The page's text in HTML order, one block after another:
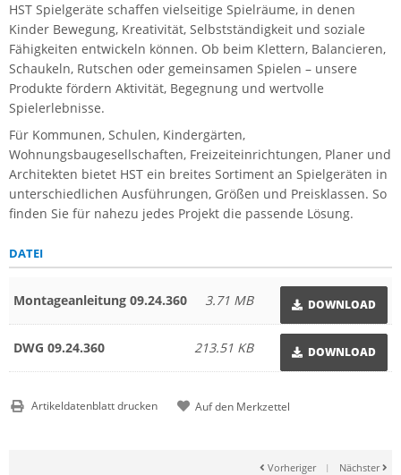
HST Spielgeräte schaffen vielseitige Spielräume, in denen
Kinder Bewegung, Kreativität, Selbstständigkeit und soziale
Fähigkeiten entwickeln können. Ob beim Klettern, Balancieren,
Schaukeln, Rutschen oder gemeinsamen Spielen – unsere
Produkte fördern Aktivität, Begegnung und wertvolle
Spielerlebnisse.
Für Kommunen, Schulen, Kindergärten,
Wohnungsbaugesellschaften, Freizeiteinrichtungen, Planer und
Architekten bietet HST ein breites Sortiment an Spielgeräten in
unterschiedlichen Ausführungen, Größen und Preisklassen. So
finden Sie für nahezu jedes Projekt die passende Lösung.
DATEI
Montageanleitung 09.24.360 DOWNLOAD
3.71 MB
DWG 09.24.360 DOWNLOAD
213.51 KB
Artikeldatenblatt drucken
Vorheriger | Nächster